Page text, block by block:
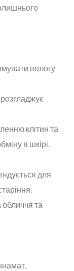
вологу
клітин та
в шкірі.
для
обличчя та